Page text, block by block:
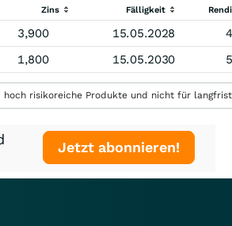
Zins Fälligkeit
3,900 15.05.2028
1,800 15.05.2030
risikoreiche Produkte und nicht für
Jetzt abonnieren!